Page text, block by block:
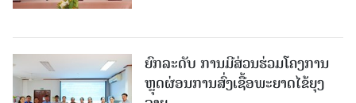
ຍົກລະດັບ ການມີສ່ວນຮ່ວມໂຄງການ
ຫຼຸດຜ່ອນການສົ່ງເຊື້ອພະຍາດໄຂ້ຍຸງ